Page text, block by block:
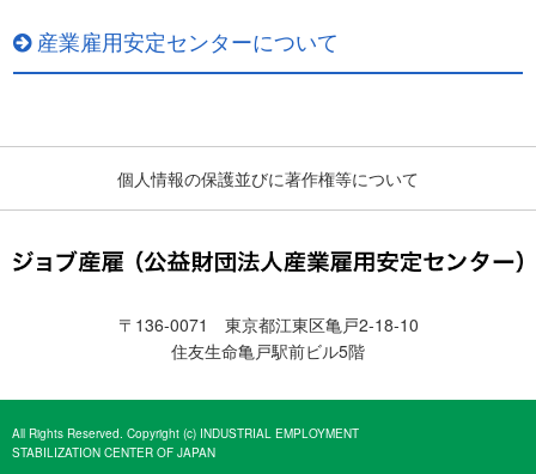
産業雇用安定センターについて
個人情報の保護並びに著作権等について
〒136-0071 東京都江東区亀戸2-18-10
住友生命亀戸駅前ビル5階
All Rights Reserved. Copyright (c) INDUSTRIAL EMPLOYMENT
STABILIZATION CENTER OF JAPAN